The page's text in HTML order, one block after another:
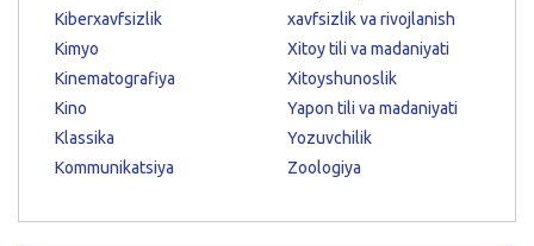
Kiberxavfsizlik
Kimyo
Kinematografiya
Kino
Klassika
Kommunikatsiya
xavfsizlik va rivojlanish
Xitoy tili va madaniyati
Xitoyshunoslik
Yapon tili va madaniyati
Yozuvchilik
Zoologiya